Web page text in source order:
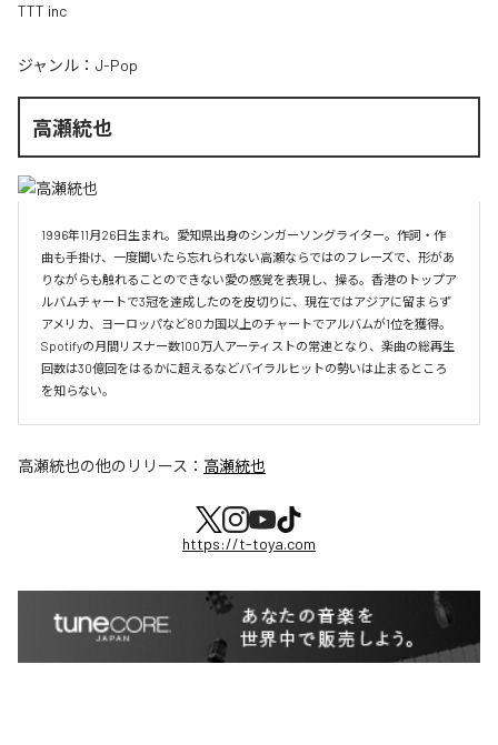
TTT inc
ジャンル： J-Pop
高瀬統也
1996年11月26日生まれ。愛知県出身のシンガーソングライター。作詞・作
曲も手掛け、一度聞いたら忘れられない高瀬ならではのフレーズで、形があ
りながらも触れることのできない愛の感覚を表現し、操る。香港のトップア
ルバムチャートで3冠を達成したのを皮切りに、現在ではアジアに留まらず
アメリカ、ヨーロッパなど80カ国以上のチャートでアルバムが1位を獲得。
Spotifyの月間リスナー数100万人アーティストの常連となり、楽曲の総再生
回数は30億回をはるかに超えるなどバイラルヒットの勢いは止まるところ
を知らない。
高瀬統也の他のリリース： 高瀬統也
https://t-toya.com